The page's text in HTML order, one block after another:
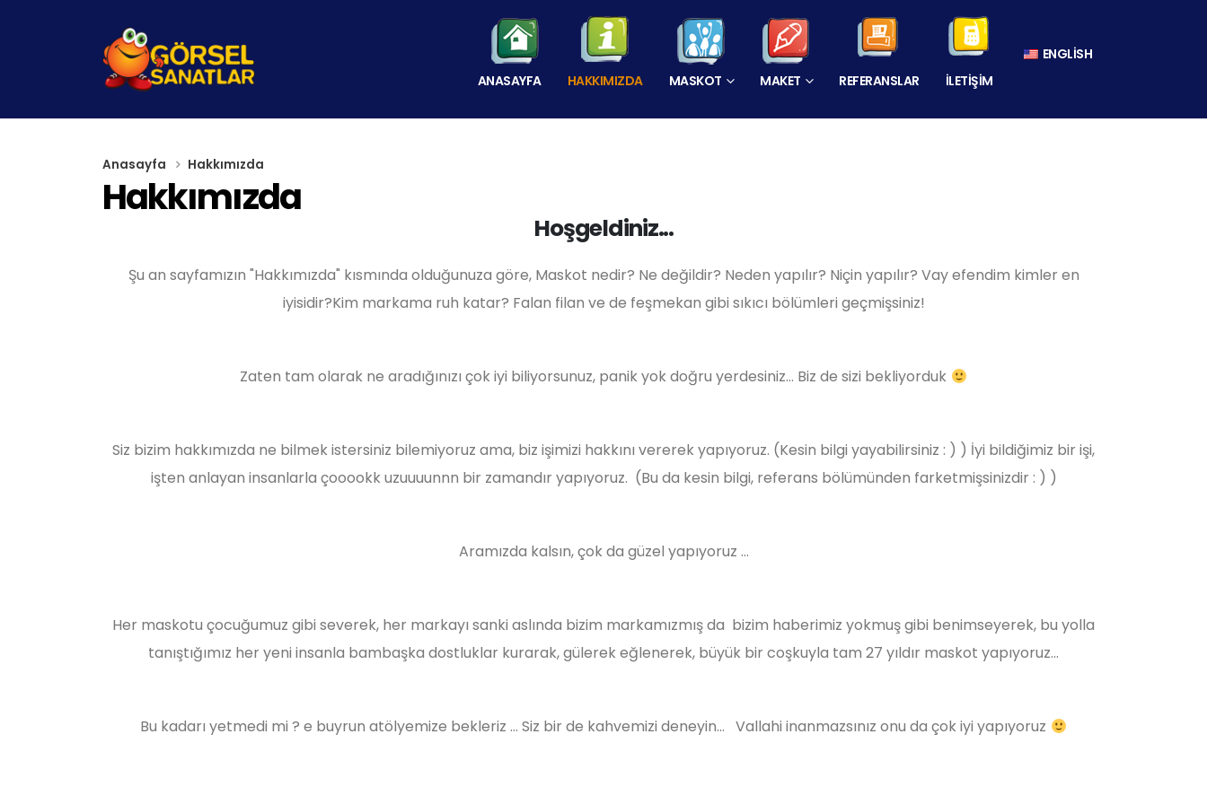
ANASAYFA HAKKIMIZDA MASKOT MAKET REFERANSLAR İLETIŞIM
ENGLISH
Anasayfa Hakkımızda
Hakkımızda
Hoşgeldiniz...
Şu an sayfamızın "Hakkımızda" kısmında olduğunuza göre, Maskot nedir? Ne değildir? Neden yapılır? Niçin yapılır? Vay efendim kimler en
iyisidir?Kim markama ruh katar? Falan filan ve de feşmekan gibi sıkıcı bölümleri geçmişsiniz!
Zaten tam olarak ne aradığınızı çok iyi biliyorsunuz, panik yok doğru yerdesiniz... Biz de sizi bekliyorduk
Siz bizim hakkımızda ne bilmek istersiniz bilemiyoruz ama, biz işimizi hakkını vererek yapıyoruz. (Kesin bilgi yayabilirsiniz : ) ) İyi bildiğimiz bir işi,
işten anlayan insanlarla çooookk uzuuuunnn bir zamandır yapıyoruz. (Bu da kesin bilgi, referans bölümünden farketmişsinizdir : ) )
Aramızda kalsın, çok da güzel yapıyoruz ...
Her maskotu çocuğumuz gibi severek, her markayı sanki aslında bizim markamızmış da bizim haberimiz yokmuş gibi benimseyerek, bu yolla
tanıştığımız her yeni insanla bambaşka dostluklar kurarak, gülerek eğlenerek, büyük bir coşkuyla tam 27 yıldır maskot yapıyoruz...
Bu kadarı yetmedi mi ? e buyrun atölyemize bekleriz ... Siz bir de kahvemizi deneyin... Vallahi inanmazsınız onu da çok iyi yapıyoruz